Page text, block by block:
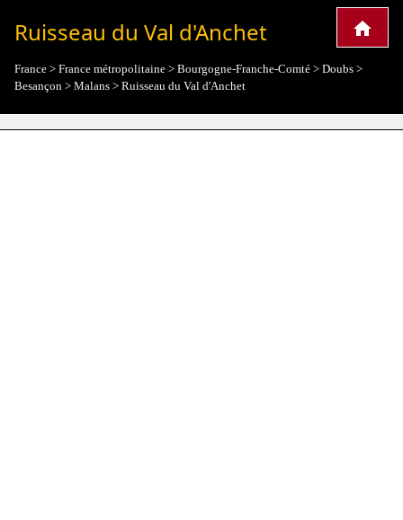
Ruisseau du Val d'Anchet
France > France métropolitaine > Bourgogne-Franche-Comté > Doubs >
Besançon > Malans > Ruisseau du Val d'Anchet